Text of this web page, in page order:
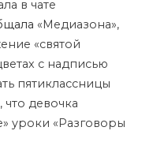
в чате
«Медиазона»,
«святой
с надписью
пятиклассницы
девочка
уроки «Разговоры